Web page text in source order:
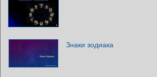
Знаки зодиака